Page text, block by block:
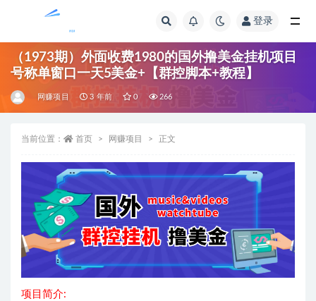
登录
（1973期）外面收费1980的国外撸美金挂机项目
号称单窗口一天5美金+【群控脚本+教程】
网赚项目 3 年前 0 266
当前位置： 首页 网赚项目 正文
项目简介: